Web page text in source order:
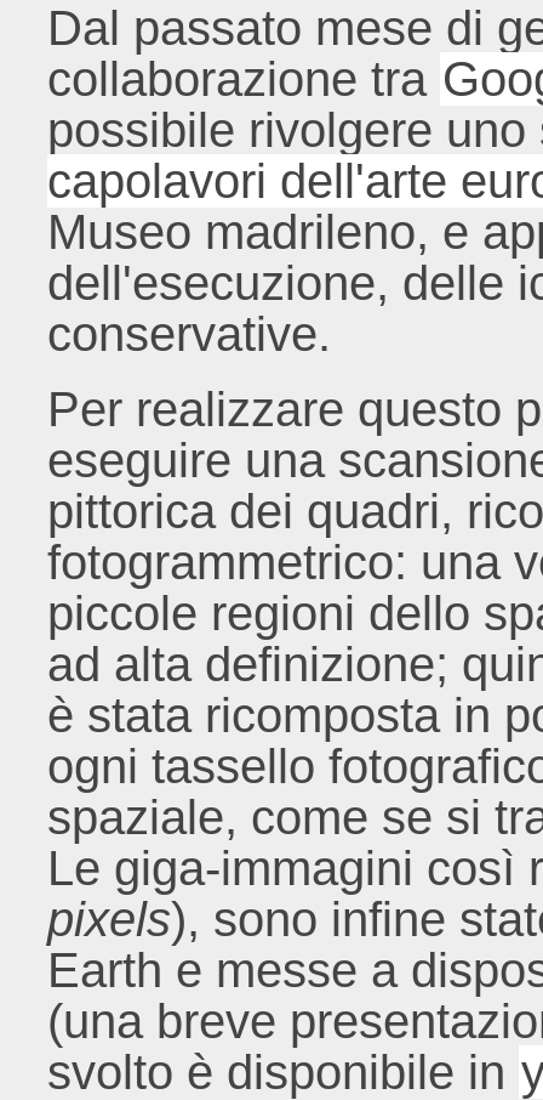
Dal passato mese di
collaborazione tra
possibile rivolgere
capolavori dell'arte
Museo madrileno, e
dell'esecuzione, delle
conservative.
Per realizzare questo
eseguire una
pittorica dei quadri,
fotogrammetrico: una
piccole regioni dello
ad alta definizione;
è stata ricomposta in
ogni tassello
spaziale, come se si
Le giga-immagini così
pixels), sono infine
Earth e messe a
(una breve
svolto è disponibile in